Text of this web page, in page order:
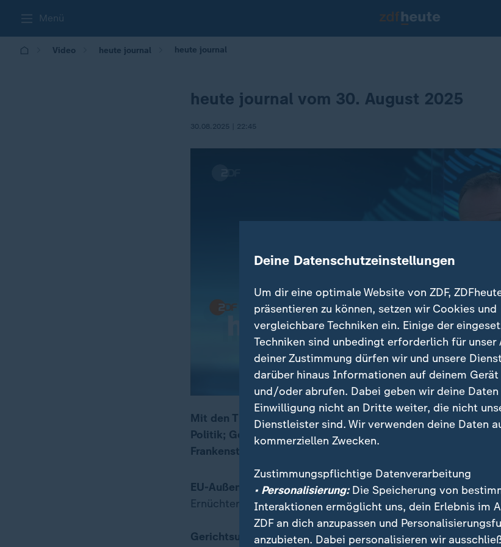
Menü
Video heute journal heute journal
heute journal vom 30. August 2025
30.08.2025 | 22:45
00:17 14:41
Mit den Themen: EU-Außenminister in Kopenhagen -
Politik; Gerichtsurteil zu Trumps Zöllen - die Befugnisse des
Frankenstein in Venedig - Premiere einer Neuinterpretation
EU-Außenminister in Kopenhagen
Ernüchterung in der Ukraine-Politik
Gerichtsurteil zu Trumps Zöllen
Deine Datenschutzeinstellungen
Um dir eine optimale Website von ZDF,
präsentieren zu können, setzen wir Cookies und
vergleichbare Techniken ein. Einige der
Techniken sind unbedingt erforderlich für
deiner Zustimmung dürfen wir und unsere
darüber hinaus Informationen auf deinem
und/oder abrufen. Dabei geben wir deine
Einwilligung nicht an Dritte weiter, die nicht
Dienstleister sind. Wir verwenden deine Daten
kommerziellen Zwecken.
Zustimmungspflichtige Datenverarbeitung
• Personalisierung:Die Speicherung von
Interaktionen ermöglicht uns, dein Erlebnis im
ZDF an dich anzupassen und
anzubieten. Dabei personalisieren wir